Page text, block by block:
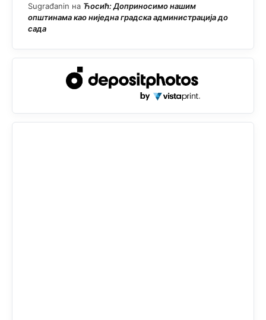
Sugrađanin на Ћосић: Доприносимо нашим
општинама као ниједна градска администрација до
сада